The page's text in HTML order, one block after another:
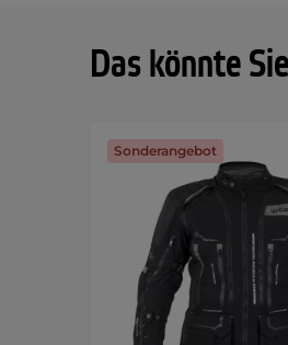
Das könnte
Sonderangebot